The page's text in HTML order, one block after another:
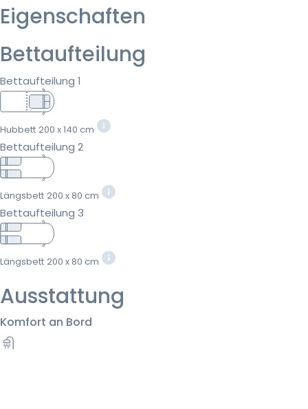
Eigenschaften
Bettaufteilung
Bettaufteilung 1
Hubbett 200 x 140 cm
Bettaufteilung 2
Längsbett 200 x 80 cm
Bettaufteilung 3
Längsbett 200 x 80 cm
Ausstattung
Komfort an Bord